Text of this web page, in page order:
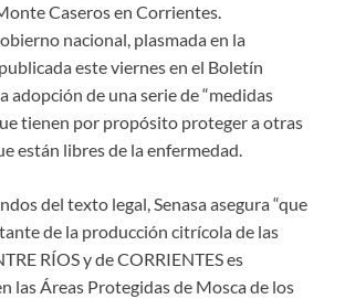
Caseros en Corrientes.
nacional, plasmada en la
este viernes en el Boletín
adopción de una serie de “medidas
tienen por propósito proteger a otras
están libres de la enfermedad.
del texto legal, Senasa asegura “que
de la producción citrícola de las
RÍOS y de CORRIENTES es
las Áreas Protegidas de Mosca de los